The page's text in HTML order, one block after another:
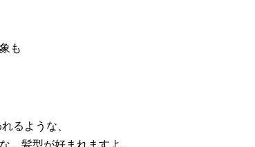
も
るような、
、髪型が好まれますよ。